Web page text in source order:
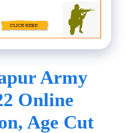
Army
Online
Age Cut